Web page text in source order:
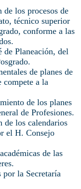
los procesos de
técnico superior
conforme a las
de Planeación, del
de planes de
compete a la
de los planes
de Profesiones.
de los calendarios
el H. Consejo
de las
por la Secretaría